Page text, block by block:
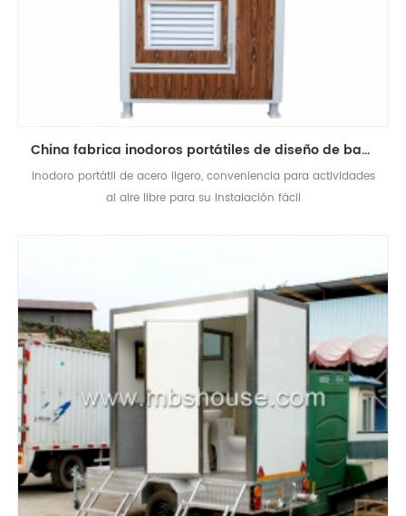
China fabrica inodoros portátiles de diseño de baño de grano de madera para la venta
inodoro portátil de acero ligero, conveniencia para actividades
al aire libre para su instalación fácil